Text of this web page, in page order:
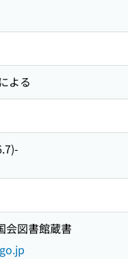
よる
会図書館蔵書